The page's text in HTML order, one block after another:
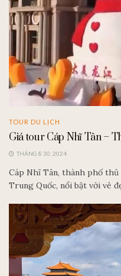
TOUR DU LỊCH
Giá tour Cáp Nhĩ Tân –
THÁNG 8 30, 2024
Cáp Nhĩ Tân, thành phố
Trung Quốc, nổi bật với vẻ